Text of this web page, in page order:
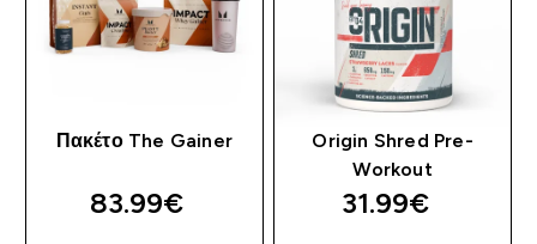
Πακέτο The Gainer
83.99€‎
Origin Shred Pre-
Workout
31.99€‎